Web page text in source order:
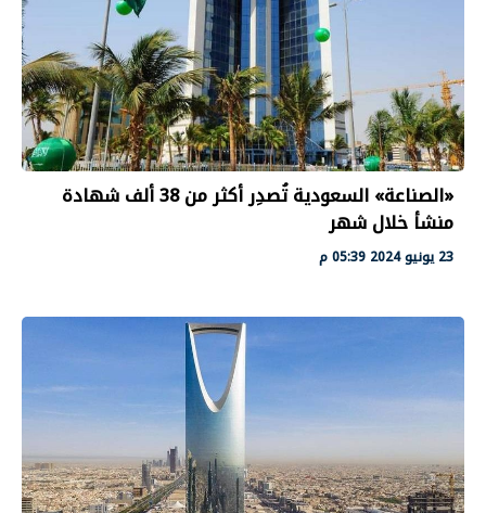
«الصناعة» السعودية تُصدِر أكثر من 38 ألف شهادة
منشأ خلال شهر
23 يونيو 2024 05:39 م